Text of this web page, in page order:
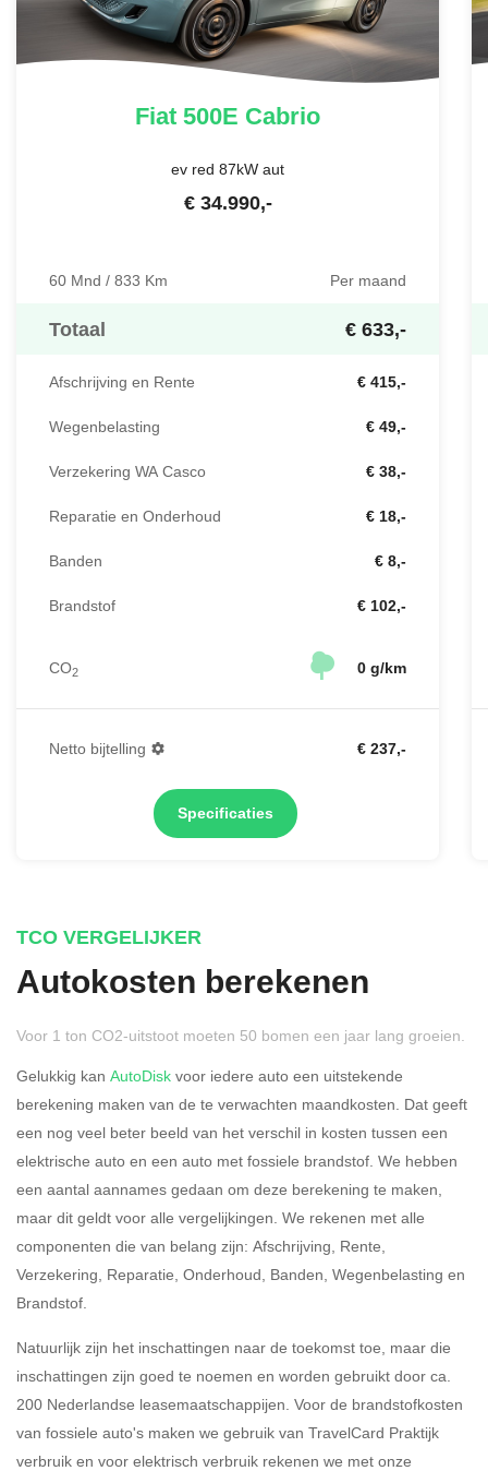
Fiat500E Cabrio
ev red 87kW aut
€ 34.990,-
60 Mnd / 833 Km Per maand
Totaal € 633,-
Afschrijving en Rente € 415,-
Wegenbelasting € 49,-
Verzekering WA Casco € 38,-
Reparatie en Onderhoud € 18,-
Banden € 8,-
Brandstof € 102,-
CO2 0 g/km
Netto bijtelling € 237,-
Specificaties
Rijdt u meer dan 500
kilometer privé?
Ja Nee
Belastingspercentage
37,07% (Belastbaar tot €
69.399,- )
Eigen bijdrage
TCO VERGELIJKER
Autokosten berekenen
Voor 1 ton CO2-uitstoot moeten 50 bomen een jaar lang groeien.
Gelukkig kan AutoDisk voor iedere auto een uitstekende
berekening maken van de te verwachten maandkosten. Dat geeft
een nog veel beter beeld van het verschil in kosten tussen een
elektrische auto en een auto met fossiele brandstof. We hebben
een aantal aannames gedaan om deze berekening te maken,
maar dit geldt voor alle vergelijkingen. We rekenen met alle
componenten die van belang zijn: Afschrijving, Rente,
Verzekering, Reparatie, Onderhoud, Banden, Wegenbelasting en
Brandstof.
Natuurlijk zijn het inschattingen naar de toekomst toe, maar die
inschattingen zijn goed te noemen en worden gebruikt door ca.
200 Nederlandse leasemaatschappijen. Voor de brandstofkosten
van fossiele auto's maken we gebruik van TravelCard Praktijk
verbruik en voor elektrisch verbruik rekenen we met onze